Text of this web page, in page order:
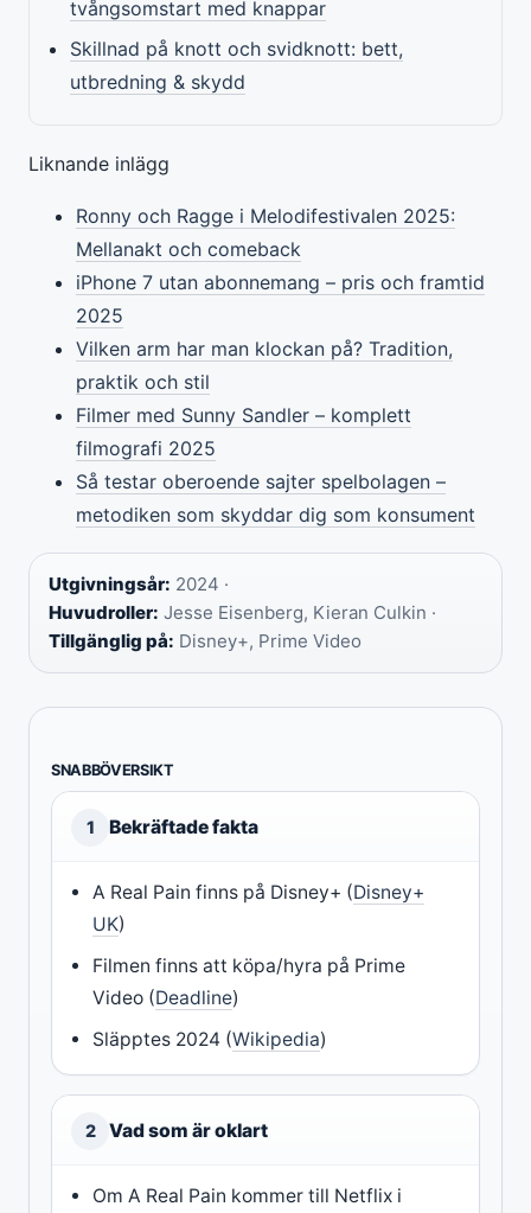
tvångsomstart med knappar
Skillnad på knott och svidknott: bett,
utbredning & skydd
Liknande inlägg
Ronny och Ragge i Melodifestivalen 2025:
Mellanakt och comeback
iPhone 7 utan abonnemang – pris och framtid
2025
Vilken arm har man klockan på? Tradition,
praktik och stil
Filmer med Sunny Sandler – komplett
filmografi 2025
Så testar oberoende sajter spelbolagen –
metodiken som skyddar dig som konsument
Utgivningsår: 2024 ·
Huvudroller: Jesse Eisenberg, Kieran Culkin ·
Tillgänglig på: Disney+, Prime Video
SNABBÖVERSIKT
1 Bekräftade fakta
A Real Pain finns på Disney+ (Disney+
UK)
Filmen finns att köpa/hyra på Prime
Video (Deadline)
Släpptes 2024 (Wikipedia)
2 Vad som är oklart
Om A Real Pain kommer till Netflix i